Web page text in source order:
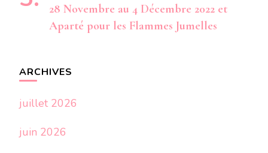
28 Novembre au 4 Décembre 2022 et
Aparté pour les Flammes Jumelles
ARCHIVES
juillet 2026
juin 2026